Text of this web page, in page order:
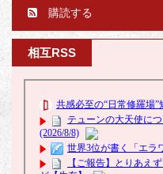
購読する
相互RSS